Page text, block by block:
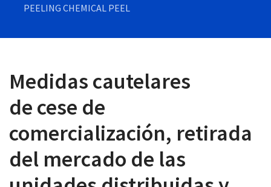
PEELING CHEMICAL PEEL
Medidas cautelares
de cese de
comercialización, retirada
del mercado de las